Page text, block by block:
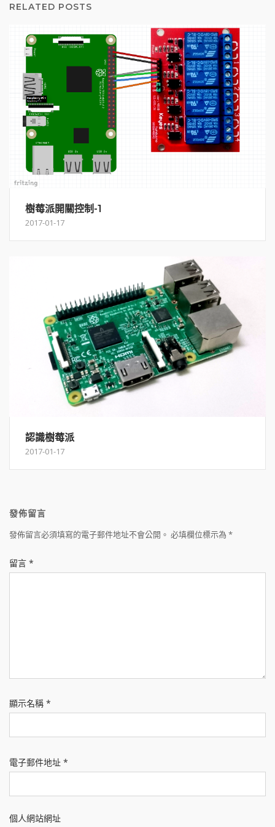
RELATED POSTS
樹莓派開關控制-1
2017-01-17
認識樹莓派
2017-01-17
發佈留言
發佈留言必須填寫的電子郵件地址不會公開。 必填欄位標示為 *
留言 *
顯示名稱 *
電子郵件地址 *
個人網站網址